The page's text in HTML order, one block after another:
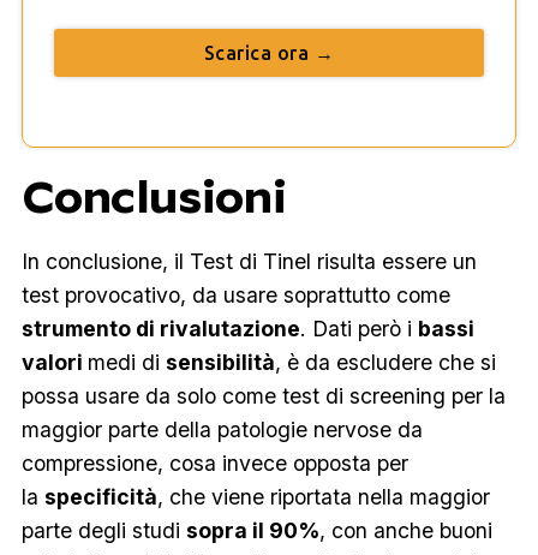
Scarica ora →
Conclusioni
In conclusione, il Test di Tinel risulta essere un
test provocativo, da usare soprattutto come
strumento di rivalutazione. Dati però i bassi
valori medi di sensibilità, è da escludere che si
possa usare da solo come test di screening per la
maggior parte della patologie nervose da
compressione, cosa invece opposta per
la specificità, che viene riportata nella maggior
parte degli studi sopra il 90%, con anche buoni